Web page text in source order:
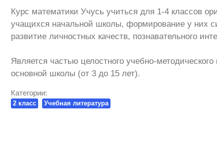
Курс математики Учусь учиться для 1-4 классов
учащихся начальной школы, формирование у них
развитие личностных качеств, познавательного
Является частью целостного учебно-
основной школы (от 3 до 15 лет).
Категории:
2 класс Учебная литература